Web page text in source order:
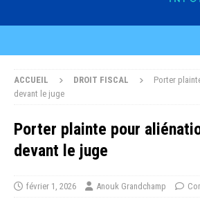
ACCUEIL DROIT FISCAL
Porter
devant le juge
Porter plainte pour
devant le juge
février 1, 2026 Anouk Grandchamp